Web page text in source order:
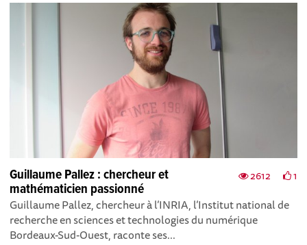
2612 1
Guillaume Pallez : chercheur et
mathématicien passionné
Guillaume Pallez, chercheur à l’INRIA, l’Institut national de
recherche en sciences et technologies du numérique
Bordeaux-Sud-Ouest, raconte ses...